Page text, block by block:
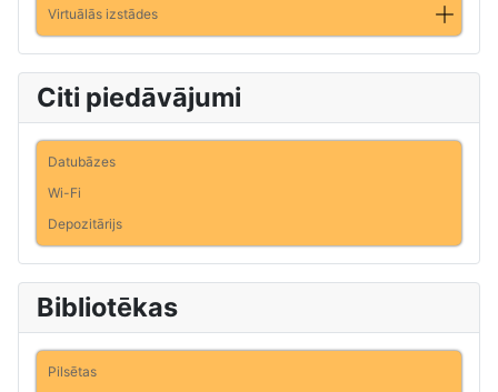
Virtuālās izstādes
Citi piedāvājumi
Datubāzes
Wi-Fi
Depozitārijs
Bibliotēkas
Pilsētas